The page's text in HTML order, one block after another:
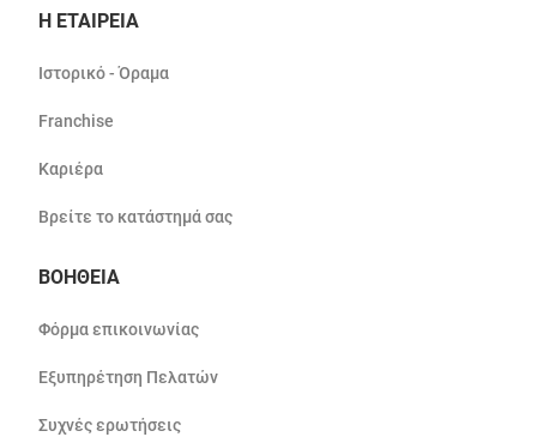
Η ΕΤΑΙΡΕΙΑ
Ιστορικό - Όραμα
Franchise
Καριέρα
Βρείτε το κατάστημά σας
ΒΟΗΘΕΙΑ
Φόρμα επικοινωνίας
Εξυπηρέτηση Πελατών
Συχνές ερωτήσεις